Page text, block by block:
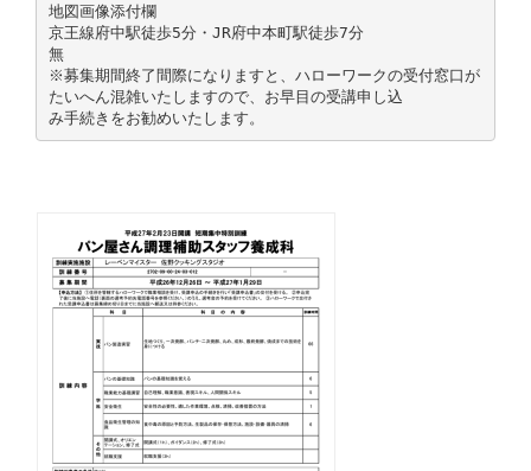
地図画像添付欄
京王線府中駅徒歩5分・JR府中本町駅徒歩7分
無
※募集期間終了間際になりますと、ハローワークの受付窓口が
たいへん混雑いたしますので、お早目の受講申し込